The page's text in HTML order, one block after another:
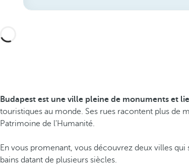
Budapest est une ville pleine de monuments et
touristiques au monde. Ses rues racontent plus de
Patrimoine de l'Humanité.
En vous promenant, vous découvrez deux villes qui
bains datant de plusieurs siècles.